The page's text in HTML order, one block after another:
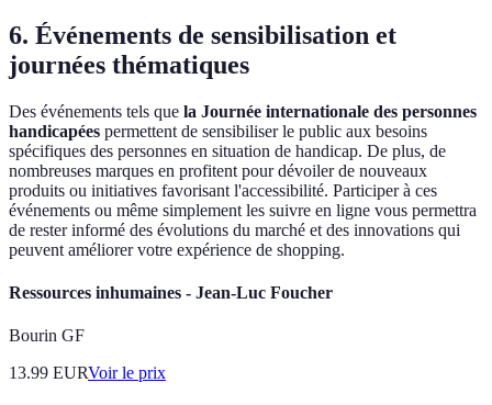
6. Événements de sensibilisation et
journées thématiques
Des événements tels que la Journée internationale des personnes
handicapées permettent de sensibiliser le public aux besoins
spécifiques des personnes en situation de handicap. De plus, de
nombreuses marques en profitent pour dévoiler de nouveaux
produits ou initiatives favorisant l'accessibilité. Participer à ces
événements ou même simplement les suivre en ligne vous permettra
de rester informé des évolutions du marché et des innovations qui
peuvent améliorer votre expérience de shopping.
Ressources inhumaines - Jean-Luc Foucher
Bourin GF
13.99 EURVoir le prix